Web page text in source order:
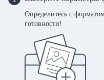
Определитесь с
готовности!